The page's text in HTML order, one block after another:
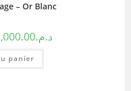
– Or Blanc
د.م.
panier